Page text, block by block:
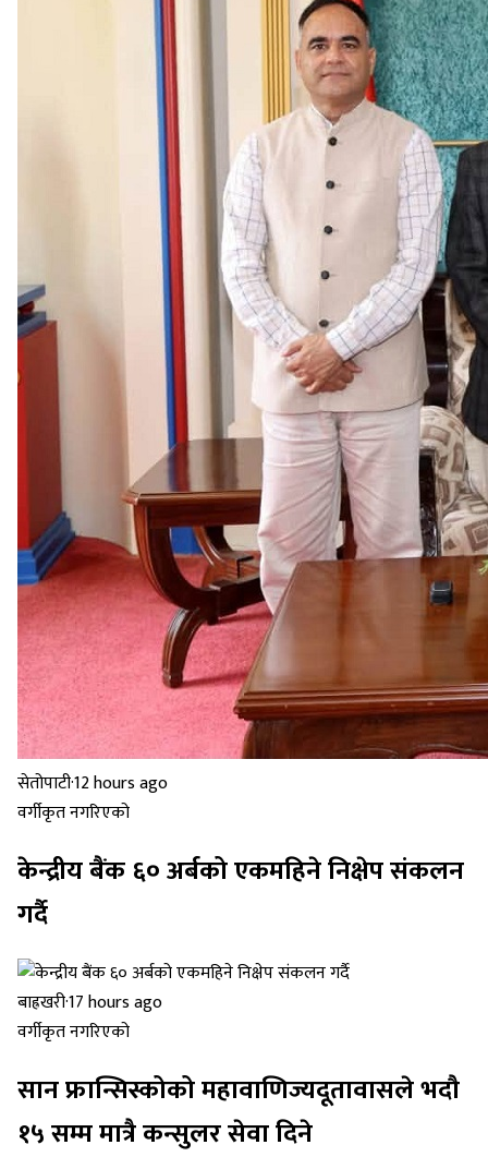
सेतोपाटी·12 hours ago
वर्गीकृत नगरिएको
केन्द्रीय बैंक ६० अर्बको एकमहिने निक्षेप संकलन
गर्दै
बाह्रखरी·17 hours ago
वर्गीकृत नगरिएको
सान फ्रान्सिस्कोको महावाणिज्यदूतावासले भदौ
१५ सम्म मात्रै कन्सुलर सेवा दिने